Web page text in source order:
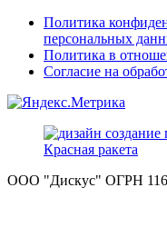
Политика
персональных
Политика в
Согласие на
ООО "Дискус" ОГРН